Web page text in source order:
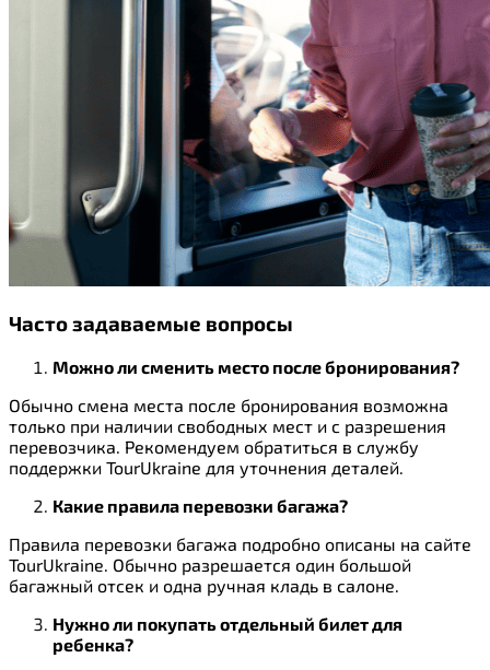
Часто задаваемые вопросы
Можно ли сменить место после бронирования?
Обычно смена места после бронирования возможна
только при наличии свободных мест и с разрешения
перевозчика. Рекомендуем обратиться в службу
поддержки TourUkraine для уточнения деталей.
Какие правила перевозки багажа?
Правила перевозки багажа подробно описаны на сайте
TourUkraine. Обычно разрешается один большой
багажный отсек и одна ручная кладь в салоне.
Нужно ли покупать отдельный билет для
ребенка?